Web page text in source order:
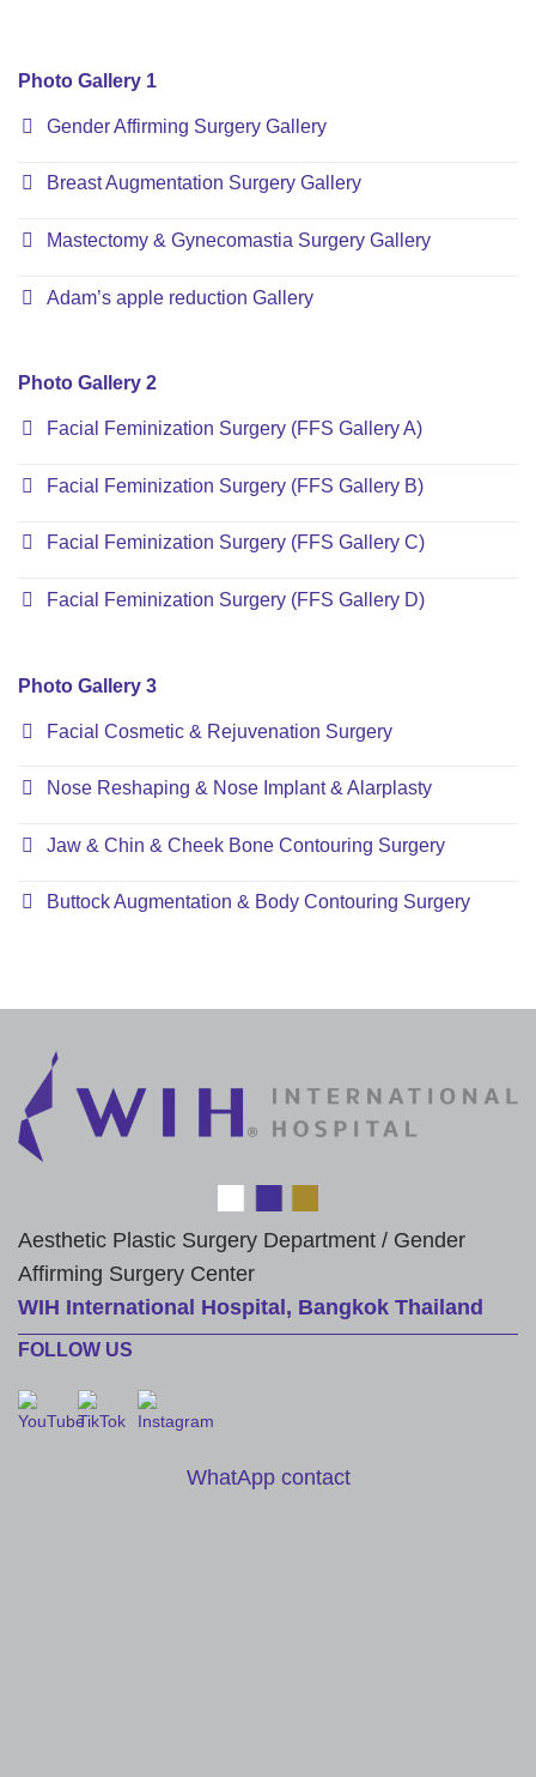
Photo Gallery 1
Gender Affirming Surgery Gallery
Breast Augmentation Surgery Gallery
Mastectomy & Gynecomastia Surgery Gallery
Adam’s apple reduction Gallery
Photo Gallery 2
Facial Feminization Surgery (FFS Gallery A)
Facial Feminization Surgery (FFS Gallery B)
Facial Feminization Surgery (FFS Gallery C)
Facial Feminization Surgery (FFS Gallery D)
Photo Gallery 3
Facial Cosmetic & Rejuvenation Surgery
Nose Reshaping & Nose Implant & Alarplasty
Jaw & Chin & Cheek Bone Contouring Surgery
Buttock Augmentation & Body Contouring Surgery
Aesthetic Plastic Surgery Department / Gender
Affirming Surgery Center
WIH International Hospital, Bangkok Thailand
FOLLOW US
WhatApp contact